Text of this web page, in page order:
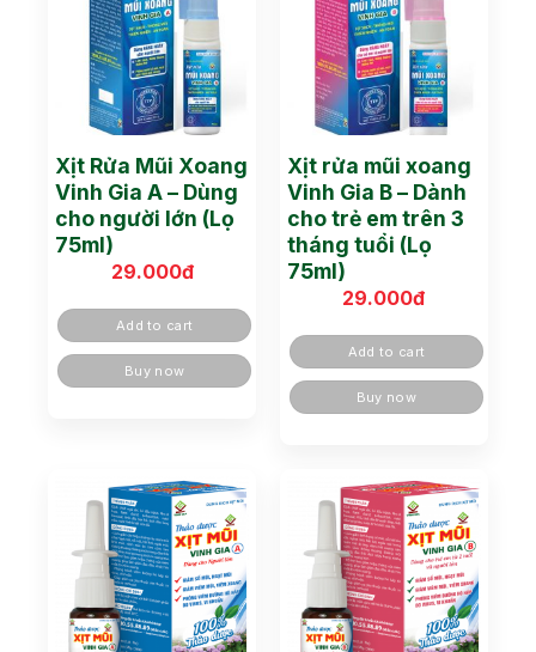
Xịt Rửa Mũi Xoang
Vinh Gia A – Dùng
cho người lớn (Lọ
75ml)
29.000đ
Add to cart
Buy now
Xịt rửa mũi xoang
Vinh Gia B – Dành
cho trẻ em trên 3
tháng tuổi (Lọ
75ml)
29.000đ
Add to cart
Buy now